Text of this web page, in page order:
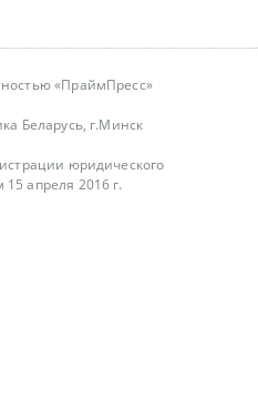
«ПраймПресс»
Беларусь, г.Минск
юридического
апреля 2016 г.